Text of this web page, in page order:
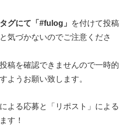
グにて「#fulog」
を付けて投稿
気づかないのでご注意くださ
稿を確認できませんので一時的
ようお願い致します。
よる応募と「リポスト」による
す！